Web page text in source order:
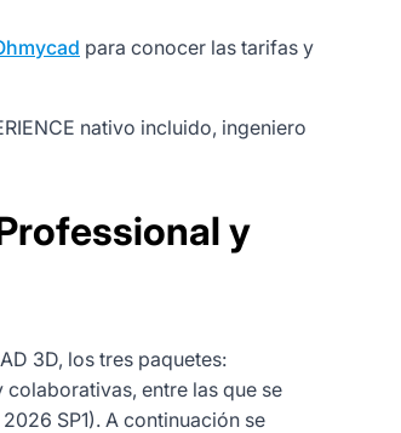
para conocer las tarifas y
nativo incluido, ingeniero
y
3D, los tres paquetes:
entre las que se
SP1). A continuación se